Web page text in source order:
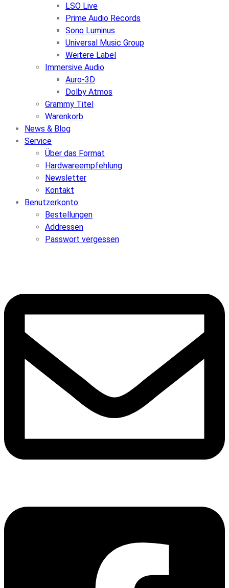
LSO Live
Prime Audio Records
Sono Luminus
Universal Music Group
Weitere Label
Immersive Audio
Auro-3D
Dolby Atmos
Grammy Titel
Warenkorb
News & Blog
Service
Über das Format
Hardwareempfehlung
Newsletter
Kontakt
Benutzerkonto
Bestellungen
Addressen
Passwort vergessen